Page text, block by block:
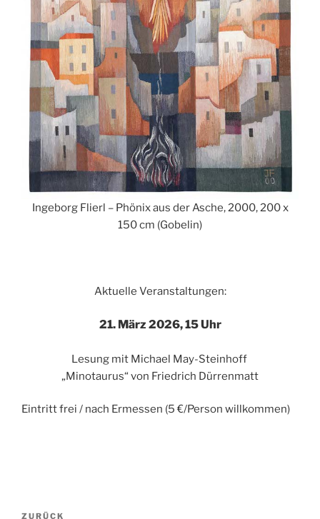
Ingeborg Flierl – Phönix aus der Asche, 2000, 200 x
150 cm (Gobelin)
Aktuelle Veranstaltungen:
21. März 2026, 15 Uhr
Lesung mit Michael May-Steinhoff
„Minotaurus“ von Friedrich Dürrenmatt
Eintritt frei / nach Ermessen (5 €/Person willkommen)
Beitragsnavigation
ZURÜCK